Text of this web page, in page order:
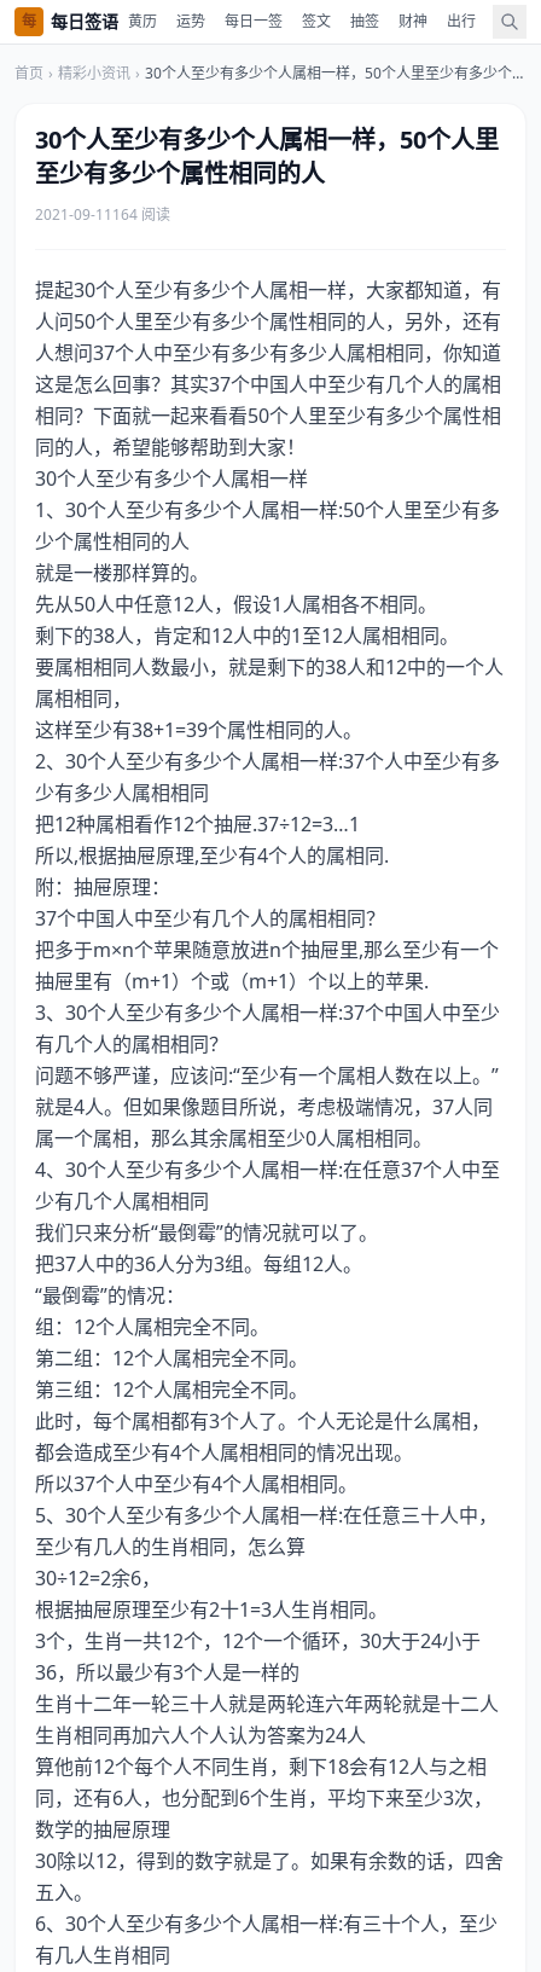
每 每日签语 黄历 运势 每日一签 签文 抽签 财神 出行 值神
首页 › 精彩小资讯 › 30个人至少有多少个人属相一样，50个人里至少有多少个属性相同的人
30个人至少有多少个人属相一样，50个人里
至少有多少个属性相同的人
2021-09-11164 阅读
提起30个人至少有多少个人属相一样，大家都知道，有
人问50个人里至少有多少个属性相同的人，另外，还有
人想问37个人中至少有多少有多少人属相相同，你知道
这是怎么回事？其实37个中国人中至少有几个人的属相
相同？下面就一起来看看50个人里至少有多少个属性相
同的人，希望能够帮助到大家！
30个人至少有多少个人属相一样
1、30个人至少有多少个人属相一样:50个人里至少有多
少个属性相同的人
就是一楼那样算的。
先从50人中任意12人，假设1人属相各不相同。
剩下的38人，肯定和12人中的1至12人属相相同。
要属相相同人数最小，就是剩下的38人和12中的一个人
属相相同，
这样至少有38+1=39个属性相同的人。
2、30个人至少有多少个人属相一样:37个人中至少有多
少有多少人属相相同
把12种属相看作12个抽屉.37÷12=3…1
所以,根据抽屉原理,至少有4个人的属相同.
附：抽屉原理：
37个中国人中至少有几个人的属相相同？
把多于m×n个苹果随意放进n个抽屉里,那么至少有一个
抽屉里有（m+1）个或（m+1）个以上的苹果.
3、30个人至少有多少个人属相一样:37个中国人中至少
有几个人的属相相同？
问题不够严谨，应该问:“至少有一个属相人数在以上。”
就是4人。但如果像题目所说，考虑极端情况，37人同
属一个属相，那么其余属相至少0人属相相同。
4、30个人至少有多少个人属相一样:在任意37个人中至
少有几个人属相相同
我们只来分析“最倒霉”的情况就可以了。
把37人中的36人分为3组。每组12人。
“最倒霉”的情况：
组：12个人属相完全不同。
第二组：12个人属相完全不同。
第三组：12个人属相完全不同。
此时，每个属相都有3个人了。个人无论是什么属相，
都会造成至少有4个人属相相同的情况出现。
所以37个人中至少有4个人属相相同。
5、30个人至少有多少个人属相一样:在任意三十人中，
至少有几人的生肖相同，怎么算
30÷12=2余6，
根据抽屉原理至少有2十1=3人生肖相同。
3个，生肖一共12个，12个一个循环，30大于24小于
36，所以最少有3个人是一样的
生肖十二年一轮三十人就是两轮连六年两轮就是十二人
生肖相同再加六人个人认为答案为24人
算他前12个每个人不同生肖，剩下18会有12人与之相
同，还有6人，也分配到6个生肖，平均下来至少3次，
数学的抽屉原理
30除以12，得到的数字就是了。如果有余数的话，四舍
五入。
6、30个人至少有多少个人属相一样:有三十个人，至少
有几人生肖相同